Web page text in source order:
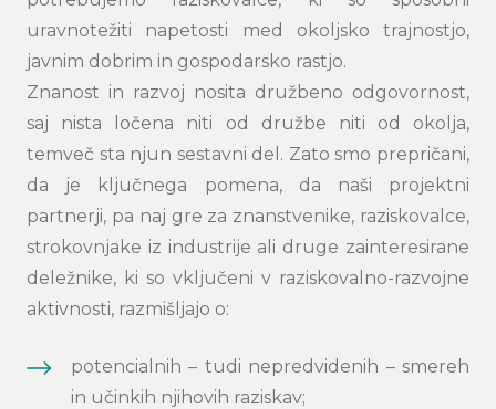
uravnotežiti napetosti med okoljsko trajnostjo,
javnim dobrim in gospodarsko rastjo.
Znanost in razvoj nosita družbeno odgovornost,
saj nista ločena niti od družbe niti od okolja,
temveč sta njun sestavni del. Zato smo prepričani,
da je ključnega pomena, da naši projektni
partnerji, pa naj gre za znanstvenike, raziskovalce,
strokovnjake iz industrije ali druge zainteresirane
deležnike, ki so vključeni v raziskovalno-razvojne
aktivnosti, razmišljajo o:
potencialnih – tudi nepredvidenih – smereh
in učinkih njihovih raziskav;